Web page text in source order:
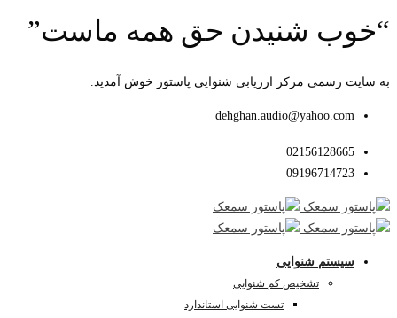
“خوب شنیدن حق همه ماست”
به سایت رسمی مرکز ارزیابی شنوایی پاستور خوش آمدید.
dehghan.audio@yahoo.com
02156128665
09196714723
سیستم شنوایی
تشخیص کم شنوایی
تست شنوایی استاندارد